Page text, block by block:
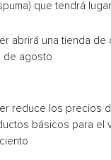
que tendrá lugar
abrirá una tienda de
de agosto
reduce los precios
básicos para el